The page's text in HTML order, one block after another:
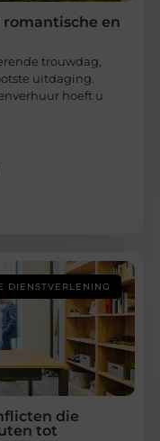
en
trouwdag,
uitdaging.
hoeft u
DIENSTVERLENING
die
tot